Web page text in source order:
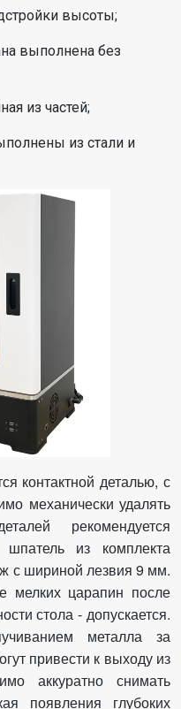
высоты;
выполнена без
из частей;
из стали и
контактной деталью, с
механически удалять
рекомендуется
шпатель из комплекта
с шириной лезвия 9 мм.
мелких царапин после
стола - допускается.
металла за
привести к выходу из
аккуратно снимать
появления глубоких